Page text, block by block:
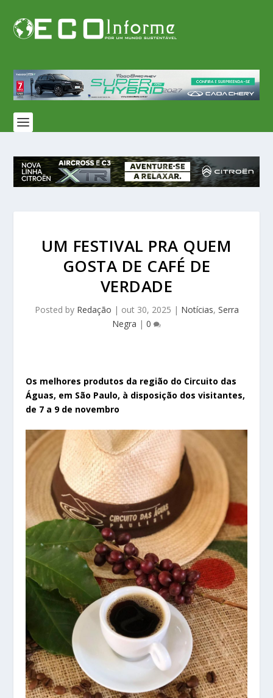
UM FESTIVAL PRA QUEM
GOSTA DE CAFÉ DE
VERDADE
Posted by Redação | out 30, 2025 | Notícias, Serra
Negra | 0
Os melhores produtos da região do Circuito das
Águas, em São Paulo, à disposição dos visitantes,
de 7 a 9 de novembro